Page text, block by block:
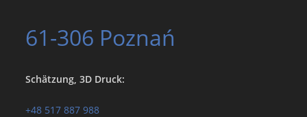
61-306 Poznań
Schätzung, 3D Druck:
+48 517 887 988